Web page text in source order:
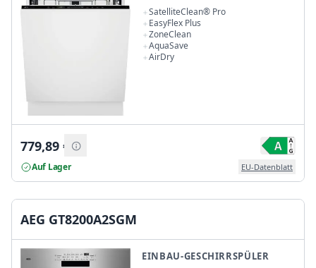
SatelliteClean® Pro
EasyFlex Plus
ZoneClean
AquaSave
AirDry
779,89 €
Auf Lager EU-Datenblatt
AEG GT8200A2SGM
EINBAU-GESCHIRRSPÜLER